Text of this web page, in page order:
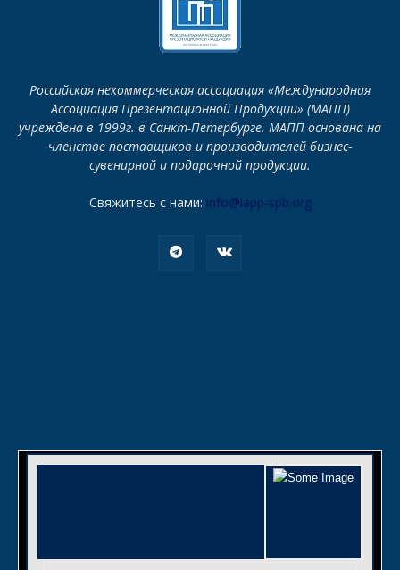
Российская некоммерческая ассоциация «Международная
Ассоциация Презентационной Продукции» (МАПП)
учреждена в 1999г. в Санкт-Петербурге. МАПП основана на
членстве поставщиков и производителей бизнес-
сувенирной и подарочной продукции.
Свяжитесь с нами: info@iapp-spb.org